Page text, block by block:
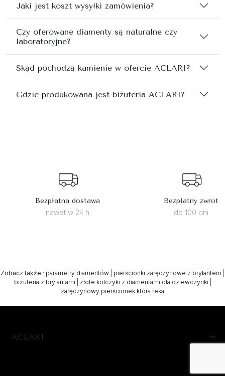
Jaki jest koszt wysyłki zamówienia?
Czy oferowane diamenty są naturalne czy
laboratoryjne?
Skąd pochodzą kamienie w ofercie ACLARI?
Gdzie produkowana jest biżuteria ACLARI?
Bezpłatna dostawa
nawet w 24 h
Bezpłatny zwrot
do 100 dni
Zobacz także : parametry diamentów pierścionki zaręczynowe z brylantem
biżuteria z brylantami
złote kolczyki z diamentami dla dziewczynki
zaręczynowy pierścionek która reka
ACLARI